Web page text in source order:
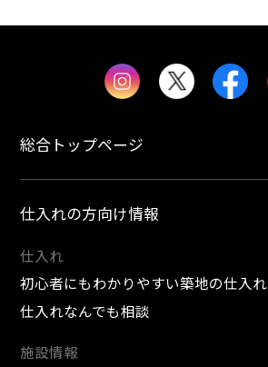
総合トップページ
仕入れの方向け情報
仕入れ
初心者にもわかりやすい築地の仕入れ
仕入れなんでも相談
施設情報